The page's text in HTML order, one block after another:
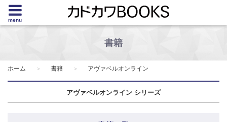
menu
書籍
ホーム 書籍 アヴァベルオンライン
アヴァベルオンライン シリーズ